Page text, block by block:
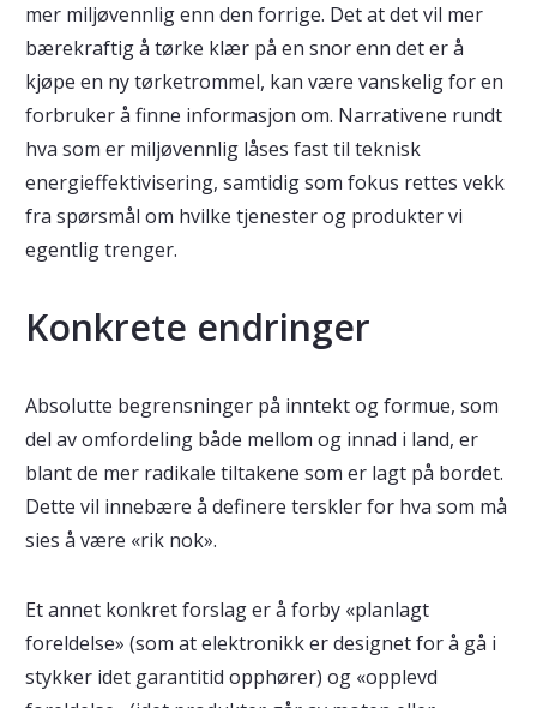
mer miljøvennlig enn den forrige. Det at det vil mer
bærekraftig å tørke klær på en snor enn det er å
kjøpe en ny tørketrommel, kan være vanskelig for en
forbruker å finne informasjon om. Narrativene rundt
hva som er miljøvennlig låses fast til teknisk
energieffektivisering, samtidig som fokus rettes vekk
fra spørsmål om hvilke tjenester og produkter vi
egentlig trenger.
Konkrete endringer
Absolutte begrensninger på inntekt og formue, som
del av omfordeling både mellom og innad i land, er
blant de mer radikale tiltakene som er lagt på bordet.
Dette vil innebære å definere terskler for hva som må
sies å være «rik nok».
Et annet konkret forslag er å forby «planlagt
foreldelse» (som at elektronikk er designet for å gå i
stykker idet garantitid opphører) og «opplevd